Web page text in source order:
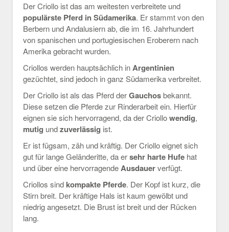
Der Criollo ist das am weitesten verbreitete und
populärste Pferd in Südamerika. Er stammt von den
Berbern und Andalusiern ab, die im 16. Jahrhundert
von spanischen und portugiesischen Eroberern nach
Amerika gebracht wurden.
Criollos werden hauptsächlich inArgentinien
gezüchtet, sind jedoch in ganz Südamerika verbreitet.
Der Criollo ist als das Pferd derGauchosbekannt.
Diese setzen die Pferde zur Rinderarbeit ein. Hierfür
eignen sie sich hervorragend, da der Criollowendig,
mutig undzuverlässig ist.
Er ist fügsam, zäh und kräftig. Der Criollo eignet sich
gut für lange Geländeritte, da ersehr harte Hufe hat
und über eine hervorragendeAusdauerverfügt.
Criollos sind kompakte Pferde. Der Kopf ist kurz, die
Stirn breit. Der kräftige Hals ist kaum gewölbt und
niedrig angesetzt. Die Brust ist breit und der Rücken
lang.